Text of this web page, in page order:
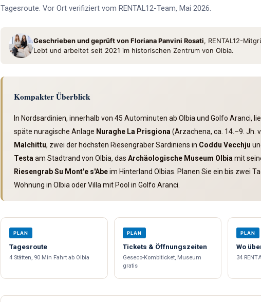
Tagesroute. Vor Ort verifiziert vom RENTAL12-Team, Mai 2026.
Geschrieben und geprüft von Floriana Panvini Rosati, RENTAL12-
Lebt und arbeitet seit 2021 im historischen Zentrum von Olbia.
Kompakter Überblick
In Nordsardinien, innerhalb von 45 Autominuten ab Olbia und Golfo Aranci,
späte nuragische Anlage Nuraghe La Prisgiona (Arzachena, ca. 14.–9. Jh.
Malchittu, zwei der höchsten Riesengräber Sardiniens in Coddu Vecchju
Testa am Stadtrand von Olbia, das Archäologische Museum Olbia mit
Riesengrab Su Mont'e s'Abeim Hinterland Olbias. Planen Sie ein bis zwei
Wohnung in Olbia oder Villa mit Pool in Golfo Aranci.
PLAN
Tagesroute
4 Stätten, 90 Min Fahrt ab Olbia
PLAN
Tickets & Öffnungszeiten
Geseco-Kombiticket, Museum
gratis
PLAN
Wo
34